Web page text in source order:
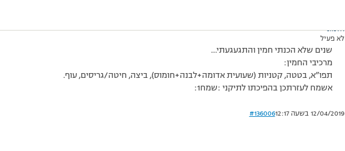
אלמוני
לא פעיל
שנים שלא הכנתי חמין והתגעגעתי…
מרכיבי החמין:
תפו”א, בטטה, קטניות (שעועית אדומה+לבנה+חומוס), ביצה, חיטה/גריסים, עוף.
אשמח לעזרתכן בהפיכתו לתיקני :שמח1:
12/04/2019 בשעה 12:17 #136006